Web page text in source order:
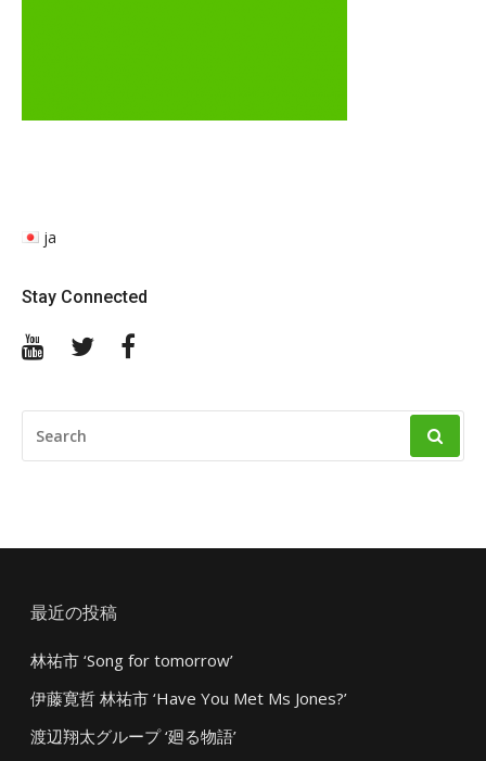
ja
Stay Connected
YouTubeTwitter
FOR:
最近の投稿
林祐市 ‘Song for tomorrow’
伊藤寛哲 林祐市 ‘Have You Met Ms Jones?’
渡辺翔太グループ ‘廻る物語’